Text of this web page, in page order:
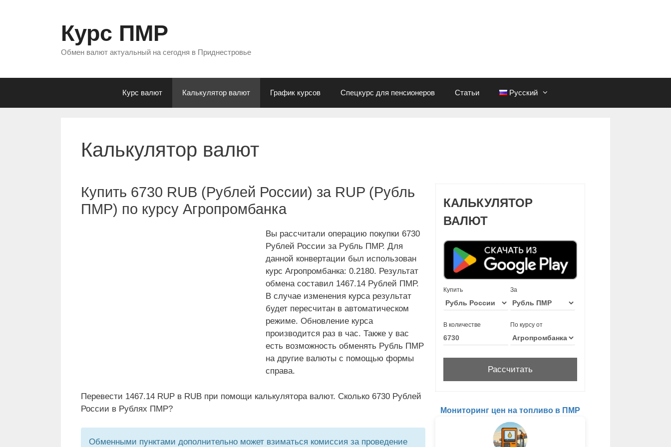
Курс ПМР
Обмен валют актуальный на сегодня в Приднестровье
Курс валют Калькулятор валют График курсов Спецкурс для пенсионеров Статьи Русский
Калькулятор валют
Купить 6730 RUB (Рублей России) за RUP (Рубль
ПМР) по курсу Агропромбанка
Вы рассчитали операцию покупки 6730
Рублей России за Рубль ПМР. Для
данной конвертации был использован
курс Агропромбанка: 0.2180. Результат
обмена составил 1467.14 Рублей ПМР.
В случае изменения курса результат
будет пересчитан в автоматическом
режиме. Обновление курса
производится раз в час. Также у вас
есть возможность обменять Рубль ПМР
на другие валюты с помощью формы
справа.
Перевести 1467.14 RUP в RUB при помощи калькулятора валют. Сколько 6730 Рублей
России в Рублях ПМР?
Обменными пунктами дополнительно может взиматься комиссия за проведение
КАЛЬКУЛЯТОР
ВАЛЮТ
Купить За
В количестве По курсу от
Мониторинг цен на топливо в ПМР